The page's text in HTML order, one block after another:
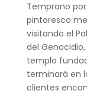
Temprano
pintoresco
visitando el
del
templo
terminará en
clientes